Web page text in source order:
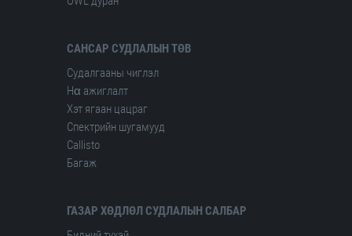
САНСАР СУДЛАЛЫН ТӨВ
Судалгааны чиглэл
Hα ажиглалт
Хэт ягаан цацраг
Спектрийн шугамууд
Сallisto
Багаж
ГАЗАР ХӨДЛӨЛ СУДЛАЛЫН САЛБАР